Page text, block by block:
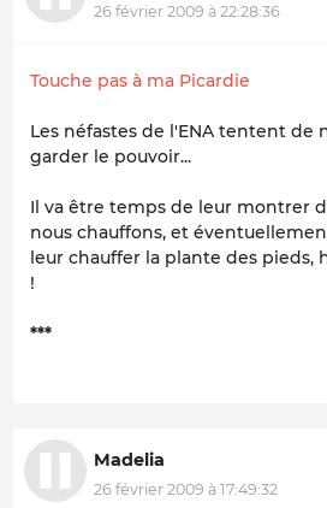
26 février 2009 à 22:28:36
Touche pas à ma Picardie
Les néfastes de l'ENA tentent de
garder le pouvoir...
Il va être temps de leur montrer
nous chauffons, et
leur chauffer la plante des pieds,
!
***
Madelia
26 février 2009 à 17:49:32